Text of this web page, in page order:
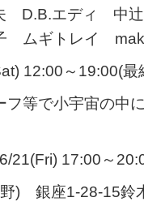
D.B.エディ
ムギトレイ
12:00～19:00(最
フ等で小宇宙の中
21(Fri) 17:00～
野) 銀座1-28-15